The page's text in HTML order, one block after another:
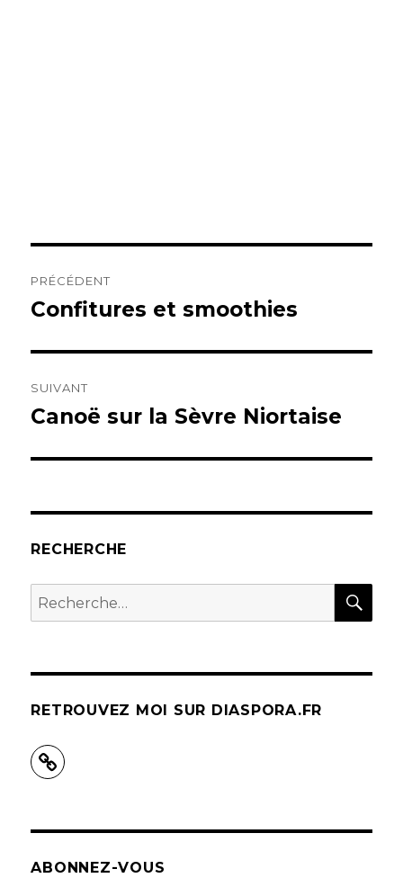
de
PRÉCÉDENT
Publication
Confitures et smoothies
SUIVANT
Publication
Canoë sur la Sèvre Niortaise
RECHERCHE
Recherche
pour :
RETROUVEZ MOI SUR DIASPORA.FR
ABONNEZ-VOUS